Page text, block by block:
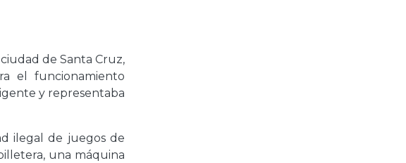
de Santa Cruz,
el funcionamiento
y representaba
ilegal de juegos de
una máquina